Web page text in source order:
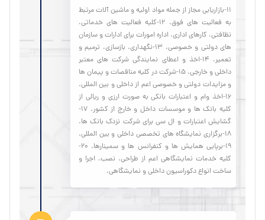
11-بازاریابی مجاز از جمله مواد اولیه و ماشین آلات مرتبط
به فعالیت های فوق. 12-کلیه فعالیت های خدماتی،
نظافتی، کارهای اداری، اداره امورات برای ادارات و سازمان
های دولتی و خصوصی. 13-نگهداری، بازسازی، ترمیم و
تعمیر. 14-اخذ و اعطای نمایندگی شرکت های معتبر
داخلی و خارجی. 15-شرکت در کلیه مناقصات و پیمان ها
و مزایدات دولتی و خصوصی اعم از داخلی و بین المللی.
16-اخذ وام و اعتبارات بانکی به صورت ارزی و ریالی از
کلیه بانک ها و موسسات داخل و خارج از کشور. 17-
گشایش اعتبارات و ال سی برای شرکت نزدک بانک ها.
18-برگزاری نمایشگاه های تخصصی داخلی و بین المللی.
19-برپایی همایش ها و کنفرانس ها و سمینارها. 20-
کلیه خدمات نمایشگاهی اعم از طراحی، نصب، اجرا و
ساخت انواع دکوراسیون داخلی و نمایشگاهی.